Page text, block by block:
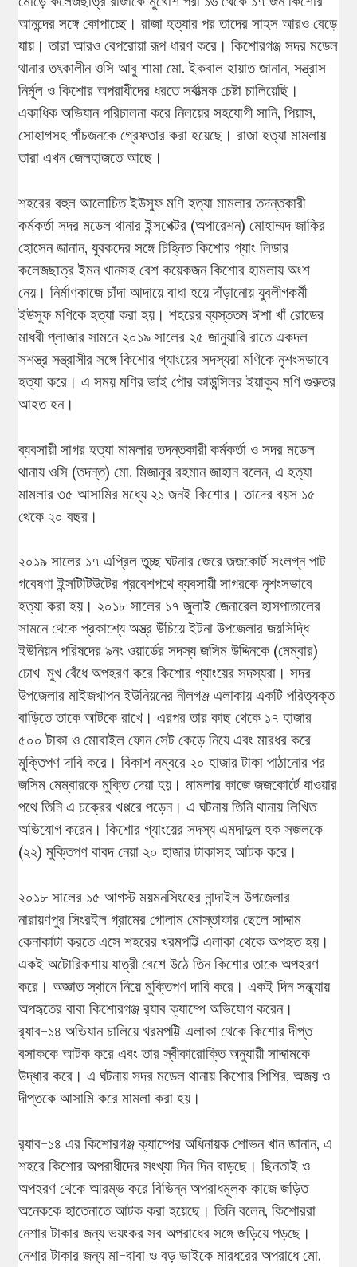
আনন্দের সঙ্গে কোপাচ্ছে। রাজা হত্যার পর তাদের সাহস আরও বেড়ে
যায়। তারা আরও বেপরোয়া রূপ ধারণ করে। কিশোরগঞ্জ সদর মডেল
থানার তৎকালীন ওসি আবু শামা মো. ইকবাল হায়াত জানান, সন্ত্রাস
নির্মূল ও কিশোর অপরাধীদের ধরতে সর্বাত্মক চেষ্টা চালিয়েছি।
একাধিক অভিযান পরিচালনা করে নিলয়ের সহযোগী সানি, পিয়াস,
সোহাগসহ পাঁচজনকে গ্রেফতার করা হয়েছে। রাজা হত্যা মামলায়
তারা এখন জেলহাজতে আছে।
শহরের বহুল আলোচিত ইউসুফ মণি হত্যা মামলার তদন্তকারী
কর্মকর্তা সদর মডেল থানার ইন্সপেক্টর (অপারেশন) মোহাম্মদ জাকির
হোসেন জানান, যুবকদের সঙ্গে চিহ্নিত কিশোর গ্যাং লিডার
কলেজছাত্র ইমন খানসহ বেশ কয়েকজন কিশোর হামলায় অংশ
নেয়। নির্মাণকাজে চাঁদা আদায়ে বাধা হয়ে দাঁড়ানোয় যুবলীগকর্মী
ইউসুফ মণিকে হত্যা করা হয়। শহরের ব্যস্ততম ঈশা খাঁ রোডের
মাধবী প্লাজার সামনে ২০১৯ সালের ২৫ জানুয়ারি রাতে একদল
সশস্ত্র সন্ত্রাসীর সঙ্গে কিশোর গ্যাংয়ের সদস্যরা মণিকে নৃশংসভাবে
হত্যা করে। এ সময় মণির ভাই পৌর কাউন্সিলর ইয়াকুব মণি গুরুতর
আহত হন।
ব্যবসায়ী সাগর হত্যা মামলার তদন্তকারী কর্মকর্তা ও সদর মডেল
থানায় ওসি (তদন্ত) মো. মিজানুর রহমান জাহান বলেন, এ হত্যা
মামলার ৩৫ আসামির মধ্যে ২১ জনই কিশোর। তাদের বয়স ১৫
থেকে ২০ বছর।
২০১৯ সালের ১৭ এপ্রিল তুচ্ছ ঘটনার জেরে জজকোর্ট সংলগ্ন পাট
গবেষণা ইন্সটিটিউটের প্রবেশপথে ব্যবসায়ী সাগরকে নৃশংসভাবে
হত্যা করা হয়। ২০১৮ সালের ১৭ জুলাই জেনারেল হাসপাতালের
সামনে থেকে প্রকাশ্যে অস্ত্র উঁচিয়ে ইটনা উপজেলার জয়সিদ্ধি
ইউনিয়ন পরিষদের ৯নং ওয়ার্ডের সদস্য জসিম উদ্দিনকে (মেম্বার)
চোখ-মুখ বেঁধে অপহরণ করে কিশোর গ্যাংয়ের সদস্যরা। সদর
উপজেলার মাইজখাপন ইউনিয়নের নীলগঞ্জ এলাকায় একটি পরিত্যক্ত
বাড়িতে তাকে আটকে রাখে। এরপর তার কাছ থেকে ১৭ হাজার
৫০০ টাকা ও মোবাইল ফোন সেট কেড়ে নিয়ে এবং মারধর করে
মুক্তিপণ দাবি করে। বিকাশ নম্বরে ২০ হাজার টাকা পাঠানোর পর
জসিম মেম্বারকে মুক্তি দেয়া হয়। মামলার কাজে জজকোর্টে যাওয়ার
পথে তিনি এ চক্রের খপ্পরে পড়েন। এ ঘটনায় তিনি থানায় লিখিত
অভিযোগ করেন। কিশোর গ্যাংয়ের সদস্য এমদাদুল হক সজলকে
(২২) মুক্তিপণ বাবদ নেয়া ২০ হাজার টাকাসহ আটক করে।
২০১৮ সালের ১৫ আগস্ট ময়মনসিংহের নান্দাইল উপজেলার
নারায়ণপুর সিংরইল গ্রামের গোলাম মোস্তাফার ছেলে সাদ্দাম
কেনাকাটা করতে এসে শহরের খরমপট্টি এলাকা থেকে অপহৃত হয়।
একই অটোরিকশায় যাত্রী বেশে উঠে তিন কিশোর তাকে অপহরণ
করে। অজ্ঞাত স্থানে নিয়ে মুক্তিপণ দাবি করে। একই দিন সন্ধ্যায়
অপহৃতের বাবা কিশোরগঞ্জ র‌্যাব ক্যাম্পে অভিযোগ করেন।
র‌্যাব-১৪ অভিযান চালিয়ে খরমপট্টি এলাকা থেকে কিশোর দীপ্ত
বসাককে আটক করে এবং তার স্বীকারোক্তি অনুযায়ী সাদ্দামকে
উদ্ধার করে। এ ঘটনায় সদর মডেল থানায় কিশোর শিশির, অজয় ও
দীপ্তকে আসামি করে মামলা করা হয়।
র‌্যাব-১৪ এর কিশোরগঞ্জ ক্যাম্পের অধিনায়ক শোভন খান জানান, এ
শহরে কিশোর অপরাধীদের সংখ্যা দিন দিন বাড়ছে। ছিনতাই ও
অপহরণ থেকে আরম্ভ করে বিভিন্ন অপরাধমূলক কাজে জড়িত
অনেককে হাতেনাতে আটক করা হয়েছে। তিনি বলেন, কিশোররা
নেশার টাকার জন্য ভয়ংকর সব অপরাধের সঙ্গে জড়িয়ে পড়ছে।
নেশার টাকার জন্য মা-বাবা ও বড় ভাইকে মারধরের অপরাধে মো.